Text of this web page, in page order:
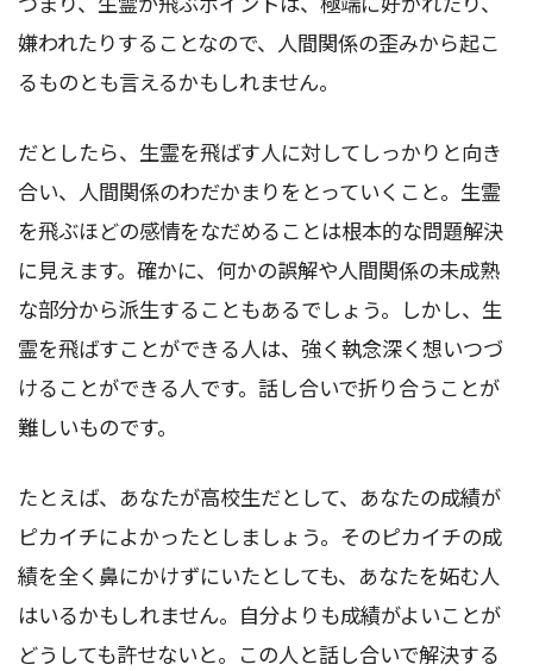
嫌われたりすることなので、人間関係の歪みから起こ
るものとも言えるかもしれません。
だとしたら、生霊を飛ばす人に対してしっかりと向き
合い、人間関係のわだかまりをとっていくこと。生霊
を飛ぶほどの感情をなだめることは根本的な問題解決
に見えます。確かに、何かの誤解や人間関係の未成熟
な部分から派生することもあるでしょう。しかし、生
霊を飛ばすことができる人は、強く執念深く想いつづ
けることができる人です。話し合いで折り合うことが
難しいものです。
たとえば、あなたが高校生だとして、あなたの成績が
ピカイチによかったとしましょう。そのピカイチの成
績を全く鼻にかけずにいたとしても、あなたを妬む人
はいるかもしれません。自分よりも成績がよいことが
どうしても許せないと。この人と話し合いで解決する